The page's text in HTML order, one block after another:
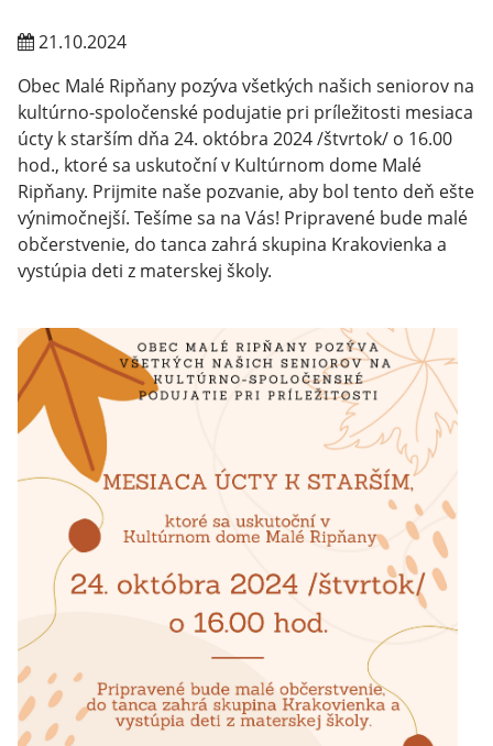
21.10.2024
Obec Malé Ripňany pozýva všetkých našich seniorov na
kultúrno-spoločenské podujatie pri príležitosti mesiaca
úcty k starším dňa 24. októbra 2024 /štvrtok/ o 16.00
hod., ktoré sa uskutoční v Kultúrnom dome Malé
Ripňany. Prijmite naše pozvanie, aby bol tento deň ešte
výnimočnejší. Tešíme sa na Vás! Pripravené bude malé
občerstvenie, do tanca zahrá skupina Krakovienka a
vystúpia deti z materskej školy.